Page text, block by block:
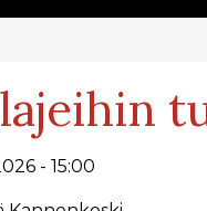
- 15:00